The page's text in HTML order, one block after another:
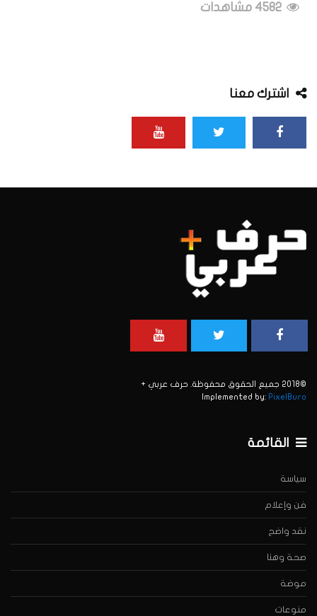
اشترك معنا
©2018 جميع الحقوق محفوظة. حرف عربي +
Implemented by: PixelBuro
القائمة
سياسة
فن وإعلام
نقد واضح
صحة وهنا
موضة
منوعات